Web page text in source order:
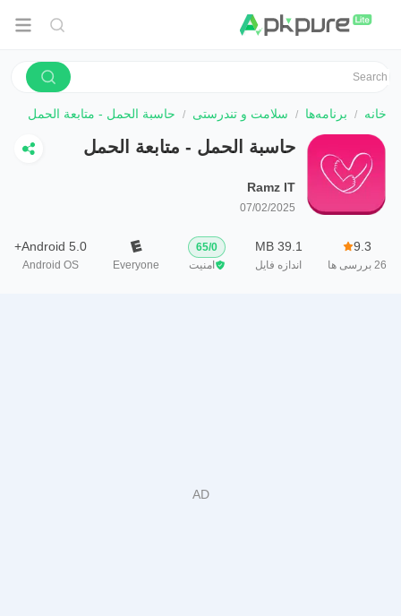
خانه برنامه‌ها سلامت و تندرستی حاسبة الحمل - متابعة الحمل
حاسبة الحمل - متابعة الحمل
Ramz IT
07/02/2025
9.3
26 بررسی ها
39.1 MB
اندازه فایل
0
/
65
امنیت
Everyone
Android 5.0+
Android OS